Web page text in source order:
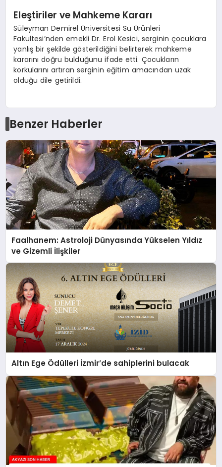
Eleştiriler ve Mahkeme Kararı
Süleyman Demirel Üniversitesi Su Ürünleri
Fakültesi’nden emekli Dr. Erol Kesici, serginin çocuklara
yanlış bir şekilde gösterildiğini belirterek mahkeme
kararını doğru bulduğunu ifade etti. Çocukların
korkularını artıran serginin eğitim amacından uzak
olduğu dile getirildi.
Benzer Haberler
Faalhanem: Astroloji Dünyasında Yükselen Yıldız
ve Gizemli İlişkiler
Altın Ege Ödülleri İzmir’de sahiplerini bulacak